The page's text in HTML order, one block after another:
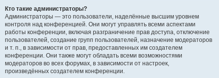
Кто такие администраторы?
Администраторы — это пользователи, наделённые высшим уровнем
контроля над конференцией. Они могут управлять всеми аспектами
работы конференции, включая разграничение прав доступа, отключение
пользователей, создание групп пользователей, назначение модераторов
и т. п., в зависимости от прав, предоставленных им создателем
конференции. Они также могут обладать всеми возможностями
модераторов во всех форумах, в зависимости от настроек,
произведённых создателем конференции.